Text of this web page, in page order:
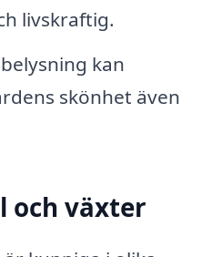
livskraftig.
kan
skönhet även
och växter